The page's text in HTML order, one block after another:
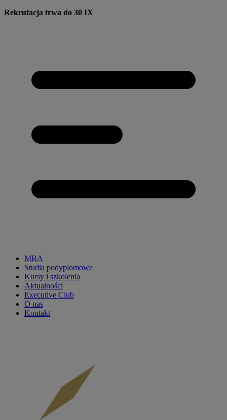
Przejdź
Rekrutacja trwa do 30 IX
CKP
menu
main
MBA
Studia podyplomowe
Kursy i szkolenia
Aktualności
Executive Club
O nas
Kontakt